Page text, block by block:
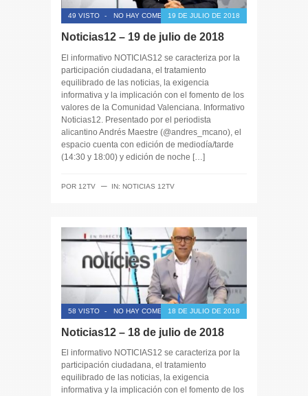
49 VISTO - NO HAY COMENTARIOS19 DE JULIO DE 2018
Noticias12 – 19 de julio de 2018
El informativo NOTICIAS12 se caracteriza por la
participación ciudadana, el tratamiento
equilibrado de las noticias, la exigencia
informativa y la implicación con el fomento de los
valores de la Comunidad Valenciana. Informativo
Noticias12. Presentado por el periodista
alicantino Andrés Maestre (@andres_mcano), el
espacio cuenta con edición de mediodía/tarde
(14:30 y 18:00) y edición de noche […]
POR 12TV ─ IN: NOTICIAS 12TV
58 VISTO - NO HAY COMENTARIOS18 DE JULIO DE 2018
Noticias12 – 18 de julio de 2018
El informativo NOTICIAS12 se caracteriza por la
participación ciudadana, el tratamiento
equilibrado de las noticias, la exigencia
informativa y la implicación con el fomento de los